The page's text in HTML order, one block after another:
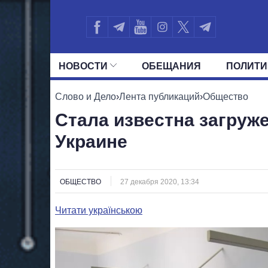
НОВОСТИ ОБЕЩАНИЯ
ВСЕ ПОЛИТИКИ ПРЕЗИДЕНТ И
Слово и Дело›Лента публикаций›Общество
Стала известна
Украине
ОБЩЕСТВО 27 декабря 2020, 13:34
Читати українською